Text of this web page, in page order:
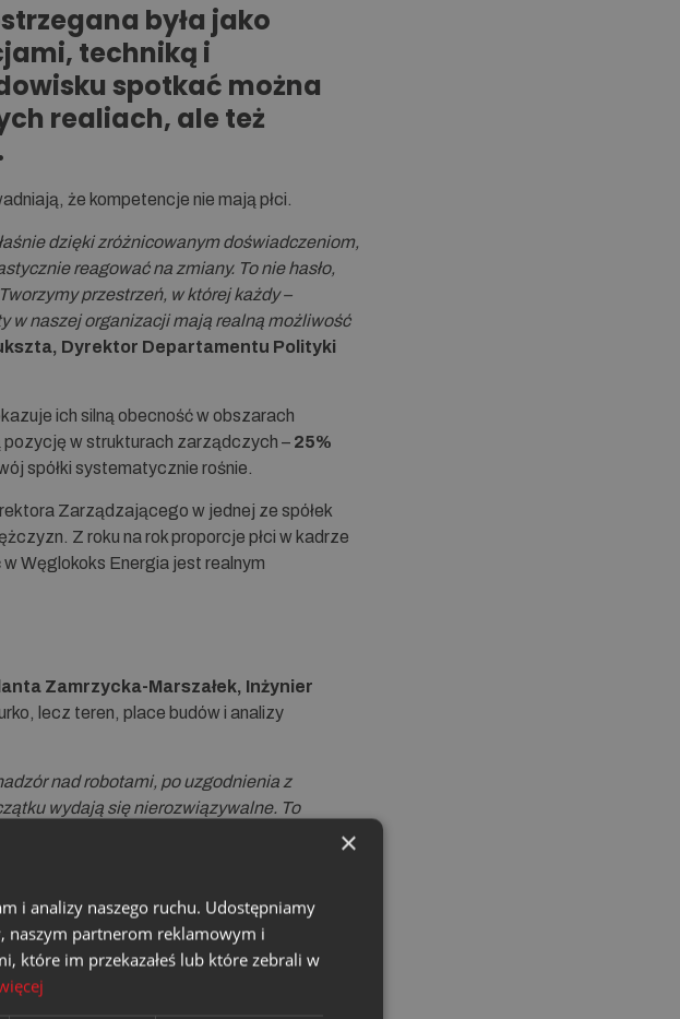
była jako
techniką i
spotkać można
realiach, ale też
że kompetencje nie mają płci.
dzięki zróżnicowanym doświadczeniom,
reagować na zmiany. To nie hasło,
przestrzeń, w której każdy –
w naszej organizacji mają realną możliwość
Dyrektor Departamentu Polityki
ich silną obecność w obszarach
w strukturach zarządczych – 25%
spółki systematycznie rośnie.
Zarządzającego w jednej ze spółek
Z roku na rok proporcje płci w kadrze
Węglokoks Energia jest realnym
Zamrzycka-Marszałek, Inżynier
lecz teren, place budów i analizy
nad robotami, po uzgodnienia z
wydają się nierozwiązywalne. To
doświadczenia wie, że kobiety coraz lepiej
prosto i z dystansem – tego się od
To dobra równowaga.”
×
i analizy naszego ruchu. Udostępniamy
naszym partnerom reklamowym i
które im przekazałeś lub które zebrali w